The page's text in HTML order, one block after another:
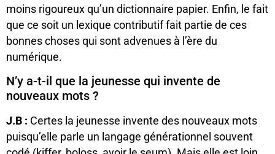
moins rigoureux qu’un dictionnaire papier. Enfin, le fait
que ce soit un lexique contributif fait partie de ces
bonnes choses qui sont advenues à l’ère du
numérique.
N’y a-t-il que la jeunesse qui invente de
nouveaux mots ?
J.B : Certes la jeunesse invente des nouveaux mots
puisqu’elle parle un langage générationnel souvent